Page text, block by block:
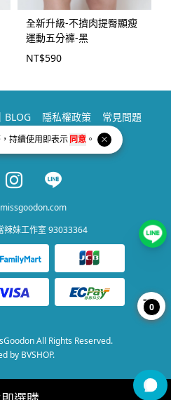
持續使用即表示同意 。
全新升級-不擠肉提臀顯瘦
運動五分褲-黑
NT$590
BLOG 隱私權政策
常見問題
絡我們
page
Instagram page
Line page
辣妹工作室 93033364
All Rights Reserved.
by BVSHOP.
0